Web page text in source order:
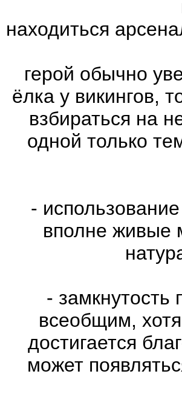
находиться
герой обычно
ёлка у викингов,
взбираться на
одной только
-
вполне живые
- замкнутость
всеобщим,
достигается
может